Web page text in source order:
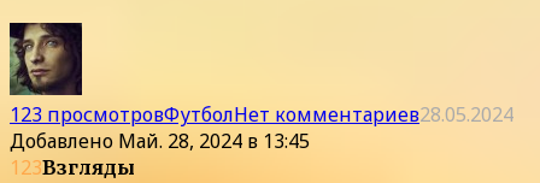
123 просмотровФутболНет комментариев28.05.2024
Добавлено Май. 28, 2024 в 13:45
123Взгляды